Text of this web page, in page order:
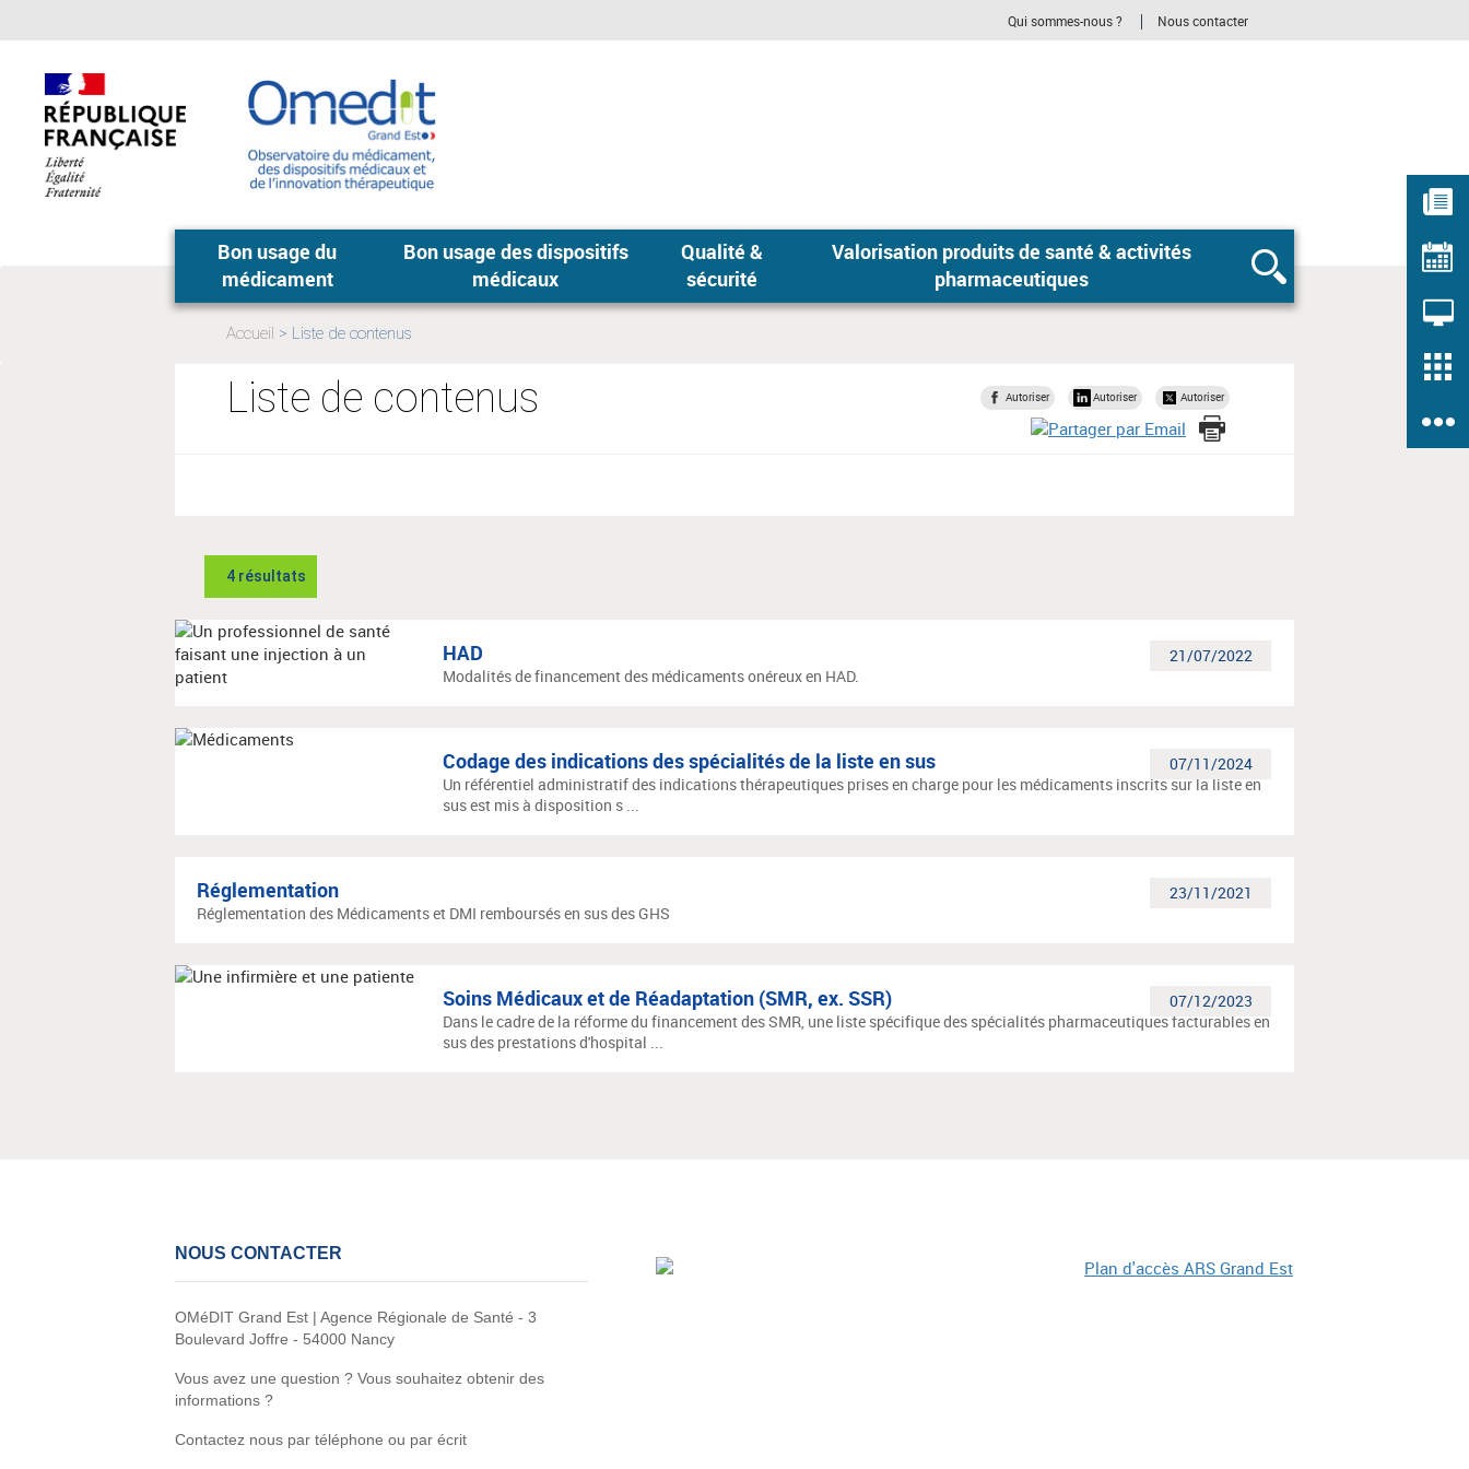
principal,
Qui sommes-nous ? Nous contacter
Bon usage du
médicament
Bon usage des dispositifs
médicaux
Qualité &
sécurité
Valorisation produits de santé & activités
pharmaceutiques
Rechercher
Accueil
actuelle:
Liste de contenus
Liste de contenus Autoriser Autoriser Autoriser
4 résultats
21/07/2022
HAD
Modalités de financement des médicaments onéreux en HAD.
07/11/2024
Codage des indications des spécialités de la liste en sus
Un référentiel administratif des indications thérapeutiques prises en charge pour les médicaments inscrits sur la liste en
sus est mis à disposition s ...
23/11/2021
Réglementation
Réglementation des Médicaments et DMI remboursés en sus des GHS
07/12/2023
Soins Médicaux et de Réadaptation (SMR, ex. SSR)
Dans le cadre de la réforme du financement des SMR, une liste spécifique des spécialités pharmaceutiques facturables en
sus des prestations d'hospital ...
NOUS CONTACTER
OMéDIT Grand Est | Agence Régionale de Santé - 3
Boulevard Joffre - 54000 Nancy
Vous avez une question ? Vous souhaitez obtenir des
informations ?
Contactez nous par téléphone ou par écrit